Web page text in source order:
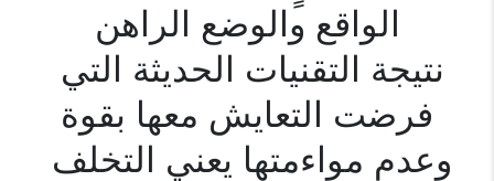
الواقع والوضع الراهن
نتيجة التقنيات الحديثة التي
وعدم مواءمتها يعني التخلف